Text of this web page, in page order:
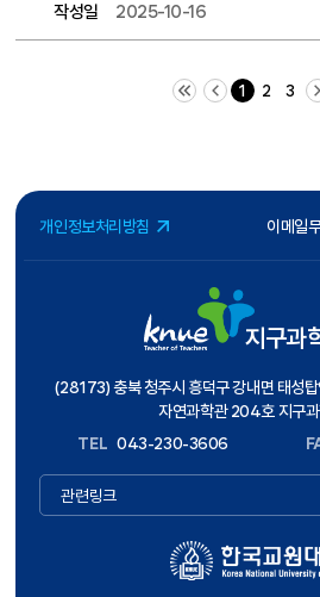
작성일
2025-10-16
처음 페이지 이전 10 페이지
1 2 3
다음 10 페이지
개인정보처리방침 이메일
지구과
(28173) 충북 청주시 흥덕구 강내면 태성
자연과학관 204호 지구
TEL 043-230-3606
관련링크